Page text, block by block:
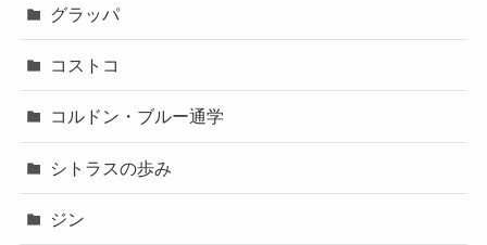
グラッパ
コストコ
コルドン・ブルー通学
シトラスの歩み
ジン